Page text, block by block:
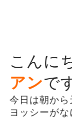
こんに
アンで
今日は朝から
ヨッシーが